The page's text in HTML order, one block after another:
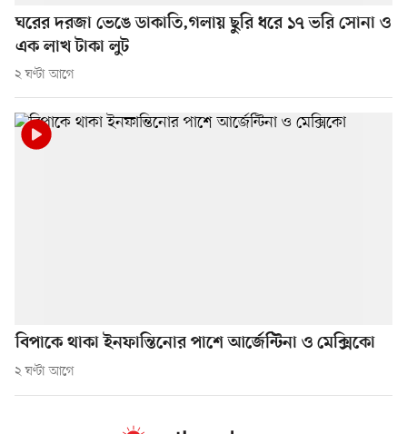
ঘরের দরজা ভেঙে ডাকাতি,গলায় ছুরি ধরে ১৭ ভরি সোনা ও
এক লাখ টাকা লুট
২ ঘণ্টা আগে
বিপাকে থাকা ইনফান্তিনোর পাশে আর্জেন্টিনা ও মেক্সিকো
২ ঘণ্টা আগে